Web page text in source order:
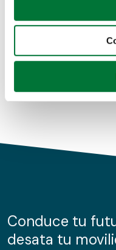
Si lo permite, también
Recopilar
Identificar su
para buscar
Obtenga más
de cookies.
información sobre el
nuestros partners de
Coches de km0
Conduce tu
desata tu